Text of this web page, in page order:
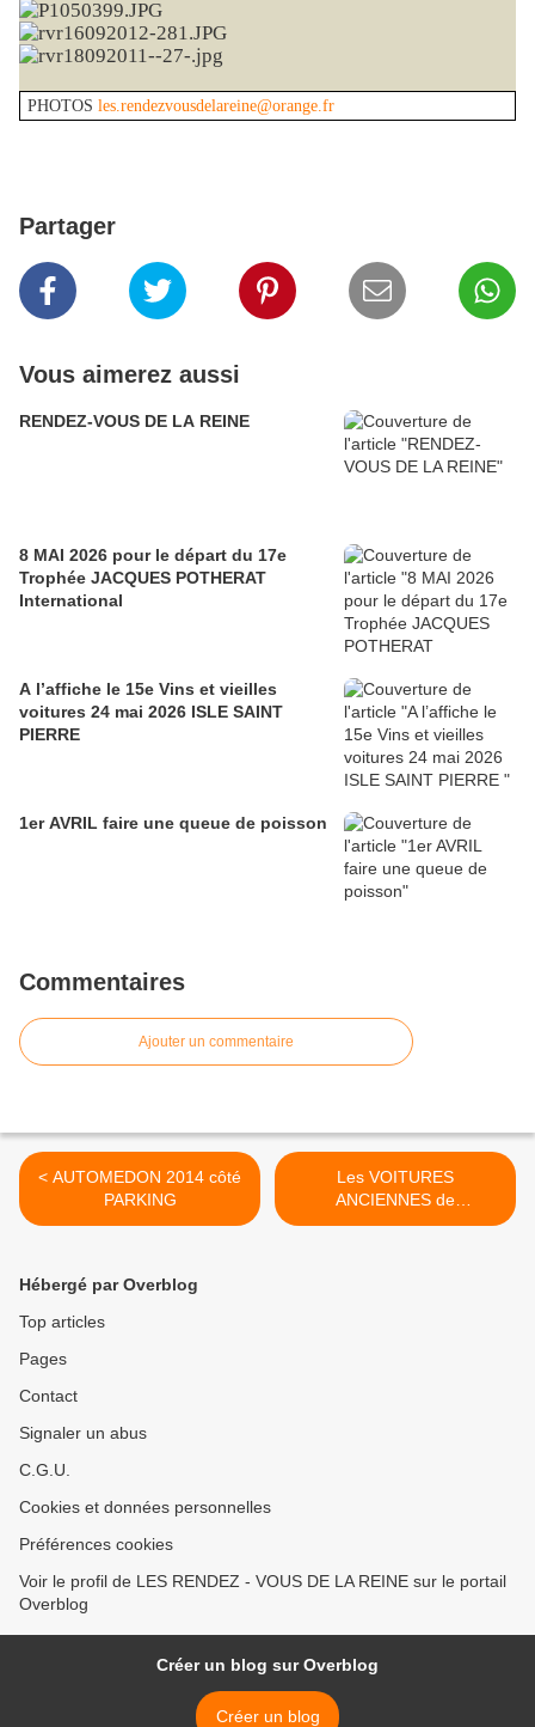
PHOTOS les.rendezvousdelareine@orange.fr
Partager
Vous aimerez aussi
RENDEZ-VOUS DE LA REINE
8 MAI 2026 pour le départ du 17e
Trophée JACQUES POTHERAT
International
A l’affiche le 15e Vins et vieilles
voitures 24 mai 2026 ISLE SAINT
PIERRE
1er AVRIL faire une queue de poisson
Commentaires
Ajouter un commentaire
< AUTOMEDON 2014 côté
PARKING
Les VOITURES
ANCIENNES de
RAMBOUILLET >
Hébergé par Overblog
Top articles
Pages
Contact
Signaler un abus
C.G.U.
Cookies et données personnelles
Préférences cookies
Voir le profil de LES RENDEZ - VOUS DE LA REINE sur le portail
Overblog
Créer un blog sur Overblog
Créer un blog